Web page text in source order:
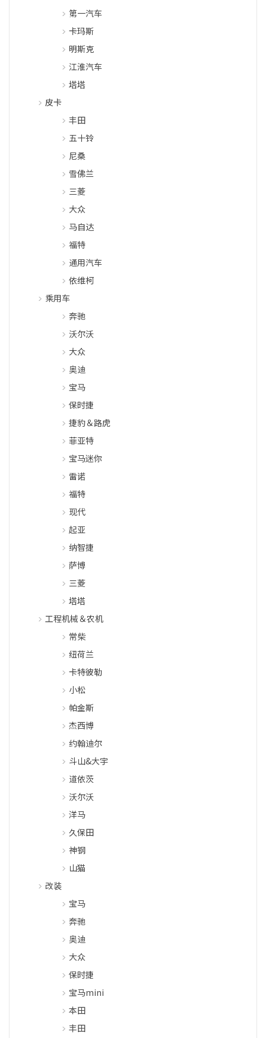
第一汽车
卡玛斯
明斯克
江淮汽车
塔塔
皮卡
丰田
五十铃
尼桑
雪佛兰
三菱
大众
马自达
福特
通用汽车
依维柯
乘用车
奔驰
沃尔沃
大众
奥迪
宝马
保时捷
捷豹＆路虎
菲亚特
宝马迷你
雷诺
福特
现代
起亚
纳智捷
萨博
三菱
塔塔
工程机械＆农机
常柴
纽荷兰
卡特彼勒
小松
帕金斯
杰西博
约翰迪尔
斗山&大宇
道依茨
沃尔沃
洋马
久保田
神钢
山猫
改装
宝马
奔驰
奥迪
大众
保时捷
宝马mini
本田
丰田